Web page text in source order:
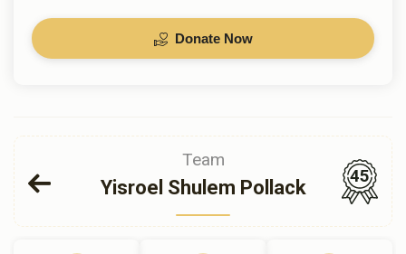
Donate Now
Team
Yisroel Shulem Pollack
45